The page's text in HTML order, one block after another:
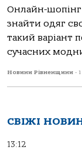
Онлайн-шопінг
знайти одяг
такий варіант
сучасних
Новини Рівненщини -
СВІЖІ
13:12